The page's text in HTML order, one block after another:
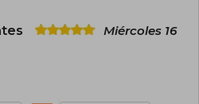
Miércoles 16